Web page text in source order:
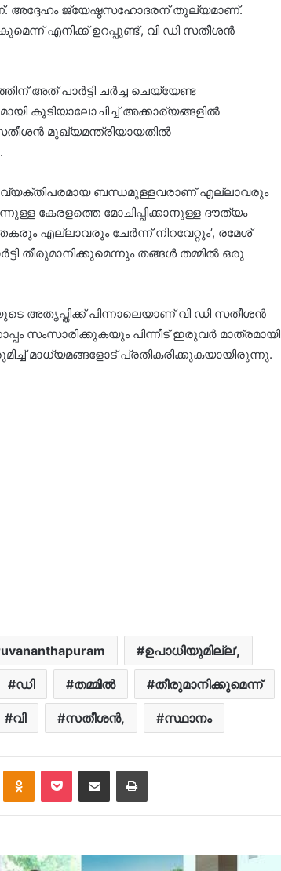
അദ്ദേഹം ജ്യേഷ്ഠസഹോദരന് തുല്യമാണ്.
എനിക്ക് ഉറപ്പുണ്ട്’, വി ഡി സതീശന്‍
അത് പാര്‍ട്ടി ചര്‍ച്ച ചെയ്യേണ്ട
കൂടിയാലോചിച്ച് അക്കാര്യങ്ങളില്‍
മുഖ്യമന്ത്രിയായതില്‍
വ്യക്തിപരമായ ബന്ധമുള്ളവരാണ് എല്ലാവരും
കേരളത്തെ മോചിപ്പിക്കാനുള്ള ദൗത്യം
എല്ലാവരും ചേര്‍ന്ന് നിറവേറ്റും’, രമേശ്
തീരുമാനിക്കുമെന്നും തങ്ങള്‍ തമ്മില്‍ ഒരു
അതൃപ്തിക്ക് പിന്നാലെയാണ് വി ഡി സതീശന്‍
സംസാരിക്കുകയും പിന്നീട് ഇരുവര്‍ മാത്രമായി
മാധ്യമങ്ങളോട് പ്രതികരിക്കുകയായിരുന്നു.
ഉപാധിയുമില്ല’,
ഡി തമ്മിൽ തീരുമാനിക്കുമെന്ന്
വി സതീശൻ, സ്ഥാനം
Odnoklassniki
Pocket Share via Email Print